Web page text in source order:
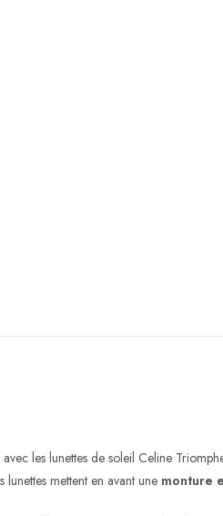
les lunettes de soleil Celine
mettent en avant une monture